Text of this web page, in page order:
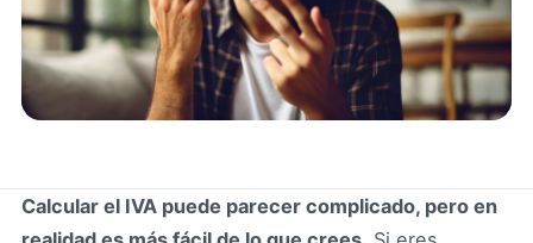
Calcular el IVA puede parecer complicado, pero en